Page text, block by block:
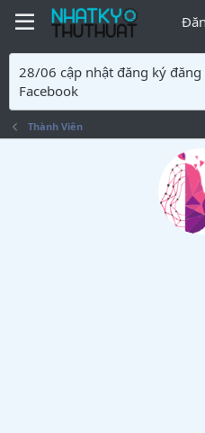
28/06 cập nhật đăng ký
Facebook
Thành Viên